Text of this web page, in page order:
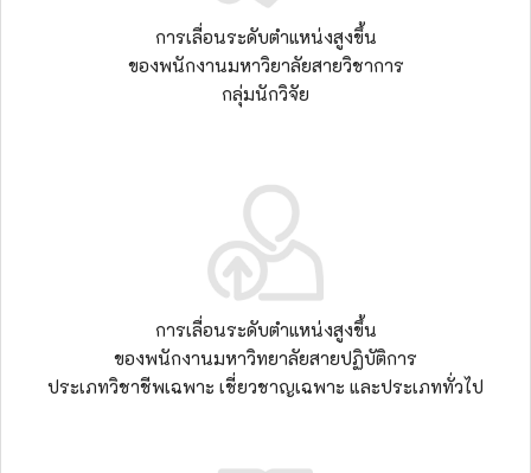
การเลื่อนระดับตำแหน่งสูงขึ้น
ของพนักงานมหาวิยาลัยสายวิชาการ
กลุ่มนักวิจัย
การเลื่อนระดับตำแหน่งสูงขึ้น
ของพนักงานมหาวิทยาลัยสายปฏิบัติการ
ประเภทวิชาชีพเฉพาะ เชี่ยวชาญเฉพาะ และประเภททั่วไป